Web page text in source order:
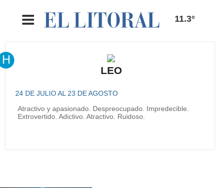
11.3°
H
LEO
24 DE JULIO AL 23 DE AGOSTO
Atractivo y apasionado. Despreocupado. Impredecible.
Extrovertido. Adictivo. Atractivo. Ruidoso.